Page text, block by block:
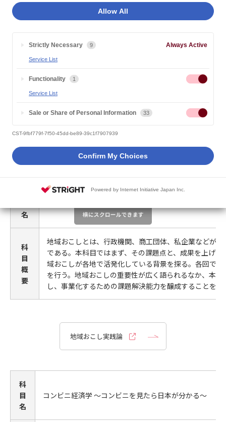
Allow All
Strictly Necessary 9 Always Active
Service List
Functionality 1
Service List
Sale or Share of Personal Information 33
CST-9fbf779f-7f50-45dd-be89-39c1f7907939
Confirm My Choices
Powered by Internet Initiative Japan Inc.
2020.10.01 大学からのお知らせ
新規開講（教養科目）
目
地域おこし実践論
名
北村 森
科
目
概
要
地域おこしとは、行政機関、商工団体、私企業などが
である。本科目ではまず、その課題点と、成果を上げ
域おこしが各地で活発化している背景を探る。各回で
を行う。地域おこしの重要性が広く語られるなか、本
し、事業化するための課題解決能力を醸成することをめ
地域おこし実践論
科
目
名
コンビニ経済学 ～コンビニを見たら日本が分かる～